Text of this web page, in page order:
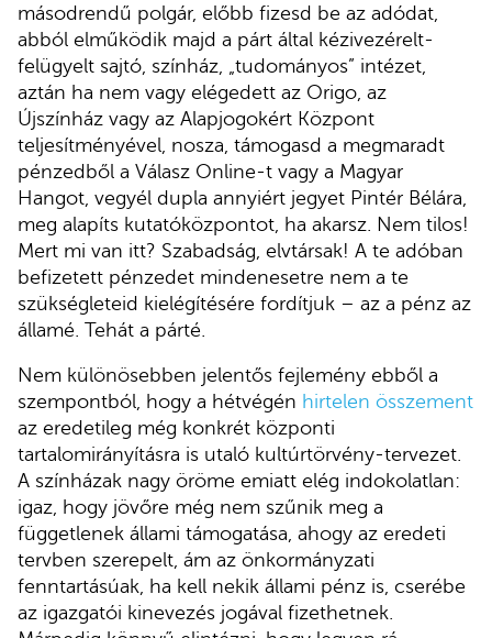
másodrendű polgár, előbb fizesd be az adódat,
abból elműködik majd a párt által kézivezérelt-
felügyelt sajtó, színház, „tudományos” intézet,
aztán ha nem vagy elégedett az Origo, az
Újszínház vagy az Alapjogokért Központ
teljesítményével, nosza, támogasd a megmaradt
pénzedből a Válasz Online-t vagy a Magyar
Hangot, vegyél dupla annyiért jegyet Pintér Bélára,
meg alapíts kutatóközpontot, ha akarsz. Nem tilos!
Mert mi van itt? Szabadság, elvtársak! A te adóban
befizetett pénzedet mindenesetre nem a te
szükségleteid kielégítésére fordítjuk – az a pénz az
államé. Tehát a párté.
Nem különösebben jelentős fejlemény ebből a
szempontból, hogy a hétvégén hirtelen összement
az eredetileg még konkrét központi
tartalomirányításra is utaló kultúrtörvény-tervezet.
A színházak nagy öröme emiatt elég indokolatlan:
igaz, hogy jövőre még nem szűnik meg a
függetlenek állami támogatása, ahogy az eredeti
tervben szerepelt, ám az önkormányzati
fenntartásúak, ha kell nekik állami pénz is, cserébe
az igazgatói kinevezés jogával fizethetnek.